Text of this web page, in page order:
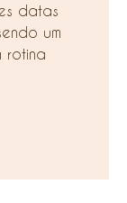
datas
um
rotina